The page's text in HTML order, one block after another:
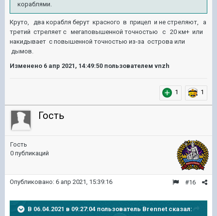
кораблями.
Круто, два корабля берут красного в прицел и не стреляют, а
третий стреляет с мегаповышенной точностью с 20 км+ или
накидывает с повышенной точностью из-за острова или
дымов.
Изменено 6 апр 2021, 14:49:50 пользователем vnzh
1 1
Гость
Гость
0 публикаций
#16
Опубликовано: 6 апр 2021, 15:39:16
В 06.04.2021 в 09:27:04 пользователь Brennet сказал: